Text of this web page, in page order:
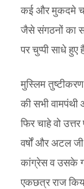
कई और मुकदमे
जैसे संगठनों का
पर चुप्पी साधे हुए
मुस्लिम
की सभी वामपंथी
फिर चाहे वो
वर्षों और अटल
कांग्रेस व उसके
एकछत्र राज